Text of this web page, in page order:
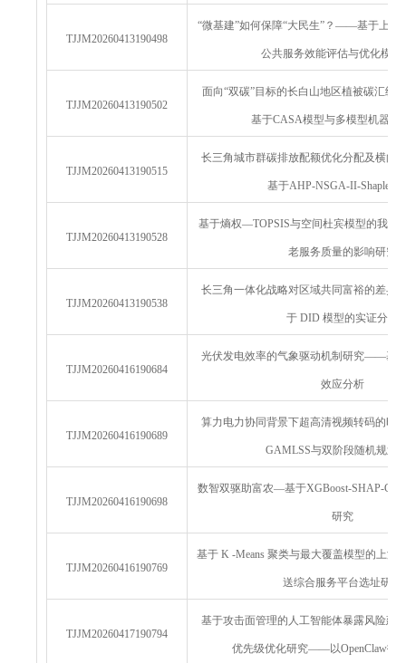
TJJM20260413190498
“微基建”如何保障“大民生”？——基于上海
公共服务效能评估与优化模拟
TJJM20260413190502
面向“双碳”目标的长白山地区植被碳汇
基于CASA模型与多模型机器学
TJJM20260413190515
长三角城市群碳排放配额优化分配及横
基于AHP-NSGA-II-Shapley
TJJM20260413190528
基于熵权—TOPSIS与空间杜宾模型的我国
老服务质量的影响研究
TJJM20260413190538
长三角一体化战略对区域共同富裕的差
于 DID 模型的实证分析
TJJM20260416190684
光伏发电效率的气象驱动机制研究——基
效应分析
TJJM20260416190689
算力电力协同背景下超高清视频转码的时
GAMLSS与双阶段随机规划
TJJM20260416190698
数智双驱助富农—基于XGBoost-SHAP-GA
研究
TJJM20260416190769
基于 K -Means 聚类与最大覆盖模型的上海
送综合服务平台选址研究
TJJM20260417190794
基于攻击面管理的人工智能体暴露风险建
优先级优化研究——以OpenClaw扫